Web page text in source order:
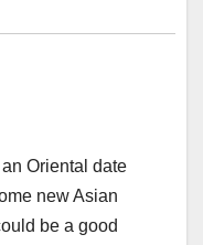
Oriental date
new Asian
be a good